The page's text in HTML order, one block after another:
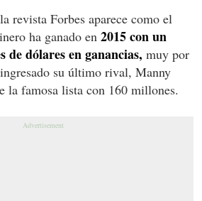
revista Forbes aparece como el
ha ganado en 2015 con un
de dólares en ganancias, muy por
su último rival, Manny
la famosa lista con 160 millones.